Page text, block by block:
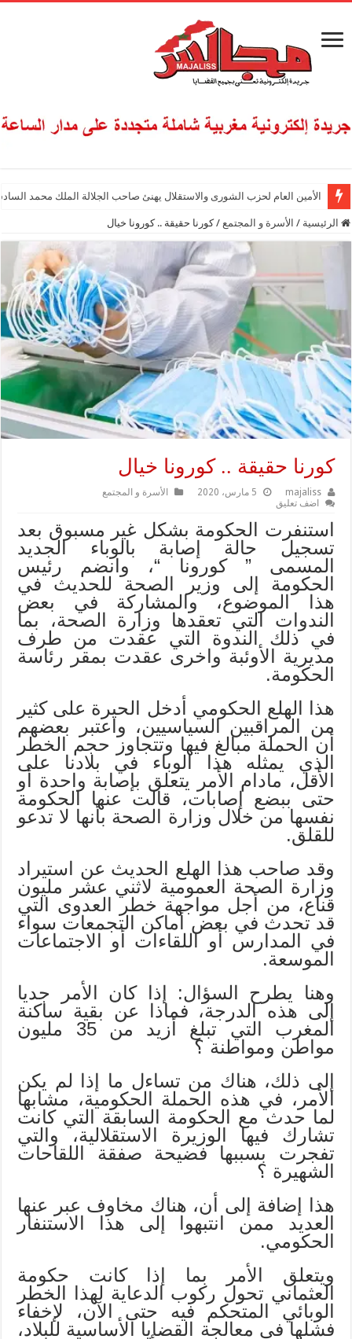
الأمين العام لحزب الشورى والاستقلال يهنئ صاحب الجلالة الملك محمد
الرئيسية / الأسرة و المجتمع / كورنا حقيقة .. كورونا خيال
كورنا حقيقة .. كورونا خيال
majaliss 5 مارس، 2020
الأسرة و المجتمع
اضف تعليق
استنفرت الحكومة بشكل غير مسبوق بعد
تسجيل حالة إصابة بالوباء الجديد
المسمى ” كورونا “، وانضم رئيس
الحكومة إلى وزير الصحة للحديث في
هذا الموضوع، والمشاركة في بعض
الندوات التي تعقدها وزارة الصحة، بما
في ذلك الندوة التي عقدت من طرف
مديرية الأوئبة واخرى عقدت بمقر رئاسة
الحكومة.
هذا الهلع الحكومي أدخل الحيرة على كثير
من المراقبين السياسيين، واعتبر بعضهم
أن الحملة مبالغ فيها وتتجاوز حجم الخطر
الذي يمثله هذا الوباء في بلادنا على
الأقل، مادام الأمر يتعلق بإصابة واحدة أو
حتى ببضع إصابات، قالت عنها الحكومة
نفسها من خلال وزارة الصحة بأنها لا تدعو
للقلق.
وقد صاحب هذا الهلع الحديث عن استيراد
وزارة الصحة العمومية لاثني عشر مليون
قناع، من أجل مواجهة خطر العدوى التي
قد تحدث في بعض أماكن التجمعات سواء
في المدارس أو اللقاءات أو الاجتماعات
الموسعة.
وهنا يطرح السؤال: إذا كان الأمر جديا
إلى هذه الدرجة، فماذا عن بقية ساكنة
المغرب التي تبلغ أزيد من 35 مليون
مواطن ومواطنة ؟
إلى ذلك، هناك من تساءل ما إذا لم يكن
الأمر، في هذه الحملة الحكومية، مشابها
لما حدث مع الحكومة السابقة التي كانت
تشارك فيها الوزيرة الاستقلالية، والتي
تفجرت بسببها فضيحة صفقة اللقاحات
الشهيرة ؟
هذا إضافة إلى أن، هناك مخاوف عبر عنها
العديد ممن انتبهوا إلى هذا الاستنفار
الحكومي.
ويتعلق الأمر بما إذا كانت حكومة
العثماني تحول ركوب الدعاية لهذا الخطر
الوبائي المتحكم فيه حتى الآن، لإخفاء
فشلها في معالجة القضايا الأساسية للبلاد،